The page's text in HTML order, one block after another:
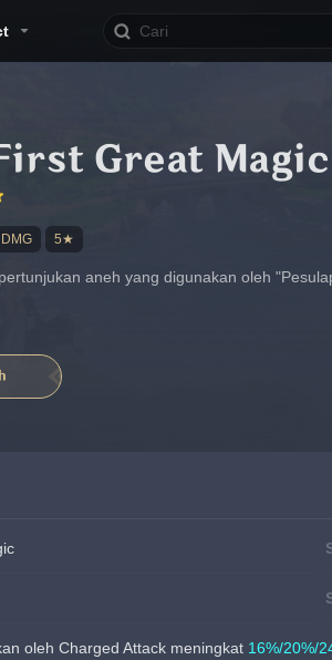
Great Magic
5★
aneh yang digunakan oleh
oleh Charged Attack meningkat 16%/20%/